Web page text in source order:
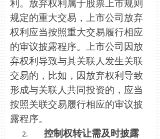
利。放弃权利属于股票上市规则
规定的重大交易，上市公司放弃
权利应当按照重大交易履行相应
的审议披露程序。上市公司因放
弃权利导致与其关联人发生关联
交易的，比如，因放弃权利导致
形成与关联人共同投资的，应当
按照关联交易履行相应的审议披
露程序。
控制权转让需及时披露